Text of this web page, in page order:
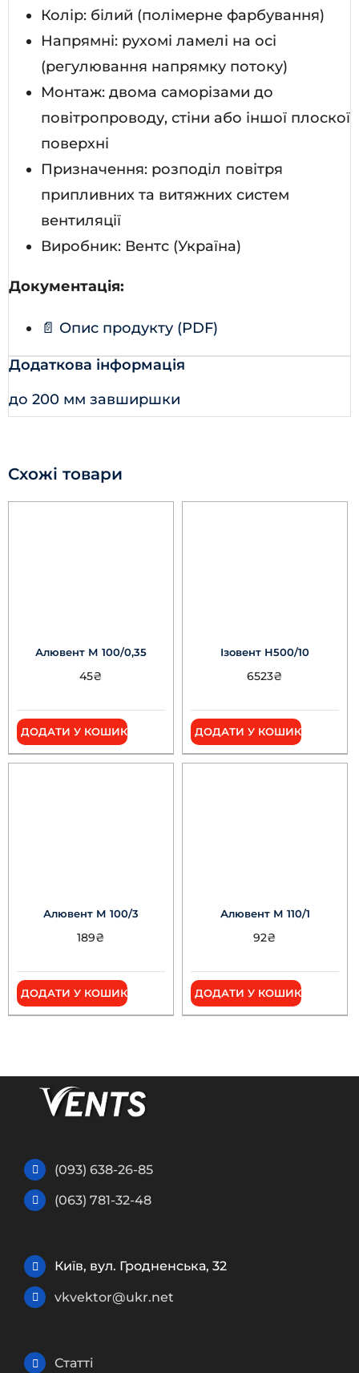
Колір: білий (полімерне фарбування)
Напрямні: рухомі ламелі на осі
(регулювання напрямку потоку)
Монтаж: двома саморізами до
повітропроводу, стіни або іншої плоскої
поверхні
Призначення: розподіл повітря
припливних та витяжних систем
вентиляції
Виробник: Вентс (Україна)
Документація:
📄 Опис продукту (PDF)
Додаткова інформація
до 200 мм завширшки
Схожі товари
Алювент М 100/0,35
45₴
ДОДАТИ У КОШИК
Ізовент Н500/10
6523₴
ДОДАТИ У КОШИК
Алювент М 100/3
189₴
ДОДАТИ У КОШИК
Алювент М 110/1
92₴
ДОДАТИ У КОШИК
(093) 638-26-85
(063) 781-32-48
Київ, вул. Гродненська, 32
vkvektor@ukr.net
Статті